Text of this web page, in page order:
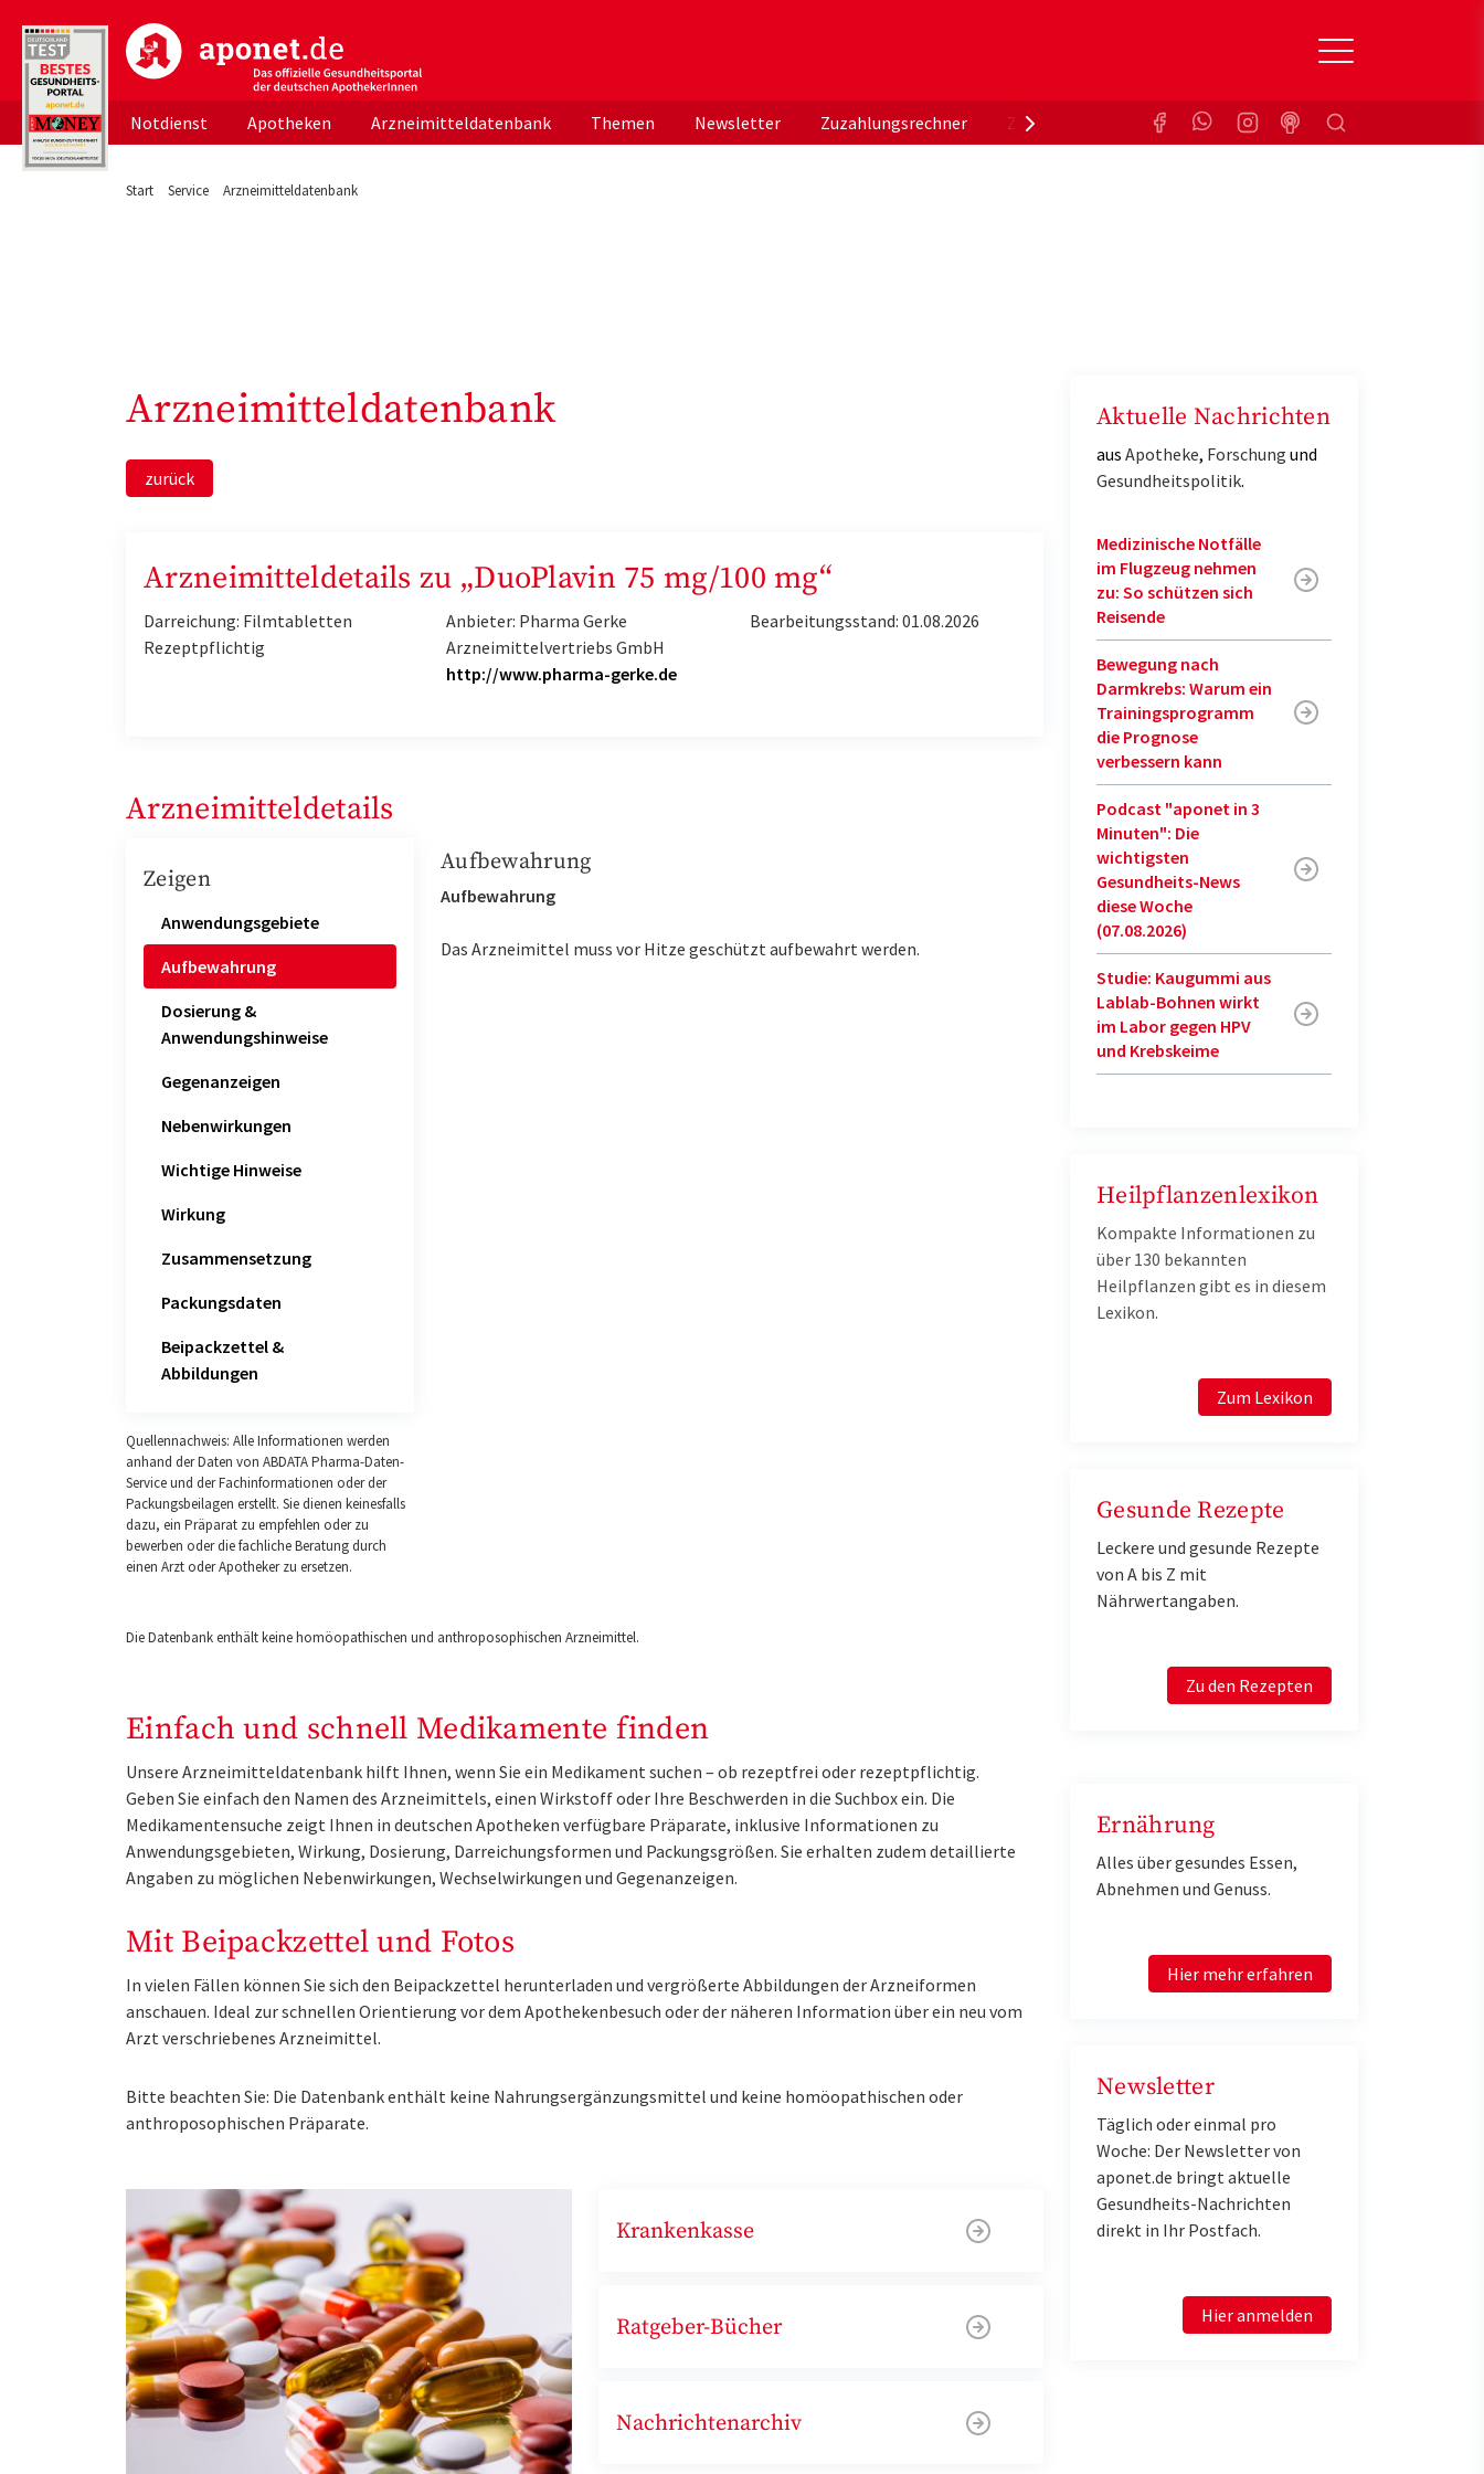
aponet.de - Das offizielle Gesundheitsportal der deutschen ApothekerInnen
Notdienst Apotheken Arzneimitteldatenbank Themen Newsletter Zuzahlungsrechner Zuzahlungsbefreiung KrankenkasseSuchen
Start Service Arzneimitteldatenbank
Arzneimitteldatenbank
zurück
Arzneimitteldetails zu „DuoPlavin 75 mg/100 mg“
Darreichung: Filmtabletten
Rezeptpflichtig
Anbieter: Pharma Gerke
Arzneimittelvertriebs GmbH
http://www.pharma-gerke.de
Bearbeitungsstand: 01.08.2026
Arzneimitteldetails
Zeigen
Anwendungsgebiete
Aufbewahrung
Dosierung &
Anwendungshinweise
Gegenanzeigen
Nebenwirkungen
Wichtige Hinweise
Wirkung
Zusammensetzung
Packungsdaten
Beipackzettel &
Abbildungen
Quellennachweis: Alle Informationen werden
anhand der Daten von ABDATA Pharma-Daten-
Service und der Fachinformationen oder der
Packungsbeilagen erstellt. Sie dienen keinesfalls
dazu, ein Präparat zu empfehlen oder zu
bewerben oder die fachliche Beratung durch
einen Arzt oder Apotheker zu ersetzen.
Aufbewahrung
Aufbewahrung
Das Arzneimittel muss vor Hitze geschützt aufbewahrt werden.
Die Datenbank enthält keine homöopathischen und anthroposophischen Arzneimittel.
Einfach und schnell Medikamente finden
Unsere Arzneimitteldatenbank hilft Ihnen, wenn Sie ein Medikament suchen – ob rezeptfrei oder rezeptpflichtig.
Geben Sie einfach den Namen des Arzneimittels, einen Wirkstoff oder Ihre Beschwerden in die Suchbox ein. Die
Medikamentensuche zeigt Ihnen in deutschen Apotheken verfügbare Präparate, inklusive Informationen zu
Anwendungsgebieten, Wirkung, Dosierung, Darreichungsformen und Packungsgrößen. Sie erhalten zudem detaillierte
Angaben zu möglichen Nebenwirkungen, Wechselwirkungen und Gegenanzeigen.
Mit Beipackzettel und Fotos
In vielen Fällen können Sie sich den Beipackzettel herunterladen und vergrößerte Abbildungen der Arzneiformen
anschauen. Ideal zur schnellen Orientierung vor dem Apothekenbesuch oder der näheren Information über ein neu vom
Arzt verschriebenes Arzneimittel.
Bitte beachten Sie: Die Datenbank enthält keine Nahrungsergänzungsmittel und keine homöopathischen oder
anthroposophischen Präparate.
Krankenkasse
Ratgeber-Bücher
Nachrichtenarchiv
Aktuelle Nachrichten
aus Apotheke, Forschung und
Gesundheitspolitik.
Medizinische Notfälle
im Flugzeug nehmen
zu: So schützen sich
Reisende
Bewegung nach
Darmkrebs: Warum ein
Trainingsprogramm
die Prognose
verbessern kann
Podcast "aponet in 3
Minuten": Die
wichtigsten
Gesundheits-News
diese Woche
(07.08.2026)
Studie: Kaugummi aus
Lablab-Bohnen wirkt
im Labor gegen HPV
und Krebskeime
Heilpflanzenlexikon
Kompakte Informationen zu
über 130 bekannten
Heilpflanzen gibt es in diesem
Lexikon.
Zum Lexikon
Gesunde Rezepte
Leckere und gesunde Rezepte
von A bis Z mit
Nährwertangaben.
Zu den Rezepten
Ernährung
Alles über gesundes Essen,
Abnehmen und Genuss.
Hier mehr erfahren
Newsletter
Täglich oder einmal pro
Woche: Der Newsletter von
aponet.de bringt aktuelle
Gesundheits-Nachrichten
direkt in Ihr Postfach.
Hier anmelden